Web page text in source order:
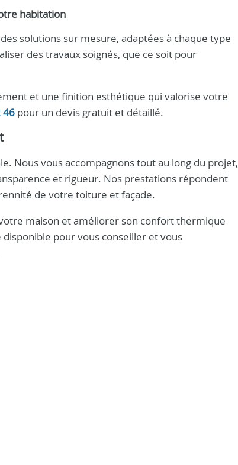
habitation
solutions sur mesure, adaptées à chaque type
des travaux soignés, que ce soit pour
et une finition esthétique qui valorise votre
46 pour un devis gratuit et détaillé.
Nous vous accompagnons tout au long du projet,
et rigueur. Nos prestations répondent
de votre toiture et façade.
maison et améliorer son confort thermique
pour vous conseiller et vous